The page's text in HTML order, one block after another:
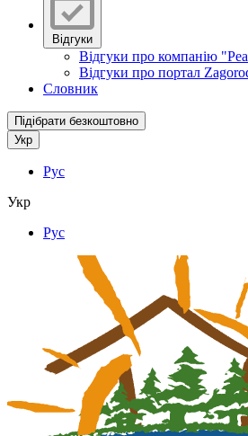
Відгуки
Відгуки про компанію
Відгуки про портал
Словник
Підібрати безкоштовно
Укр
Рус
Укр
Рус